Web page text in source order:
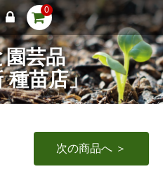
0
園芸品
種苗店」
次の商品へ ＞